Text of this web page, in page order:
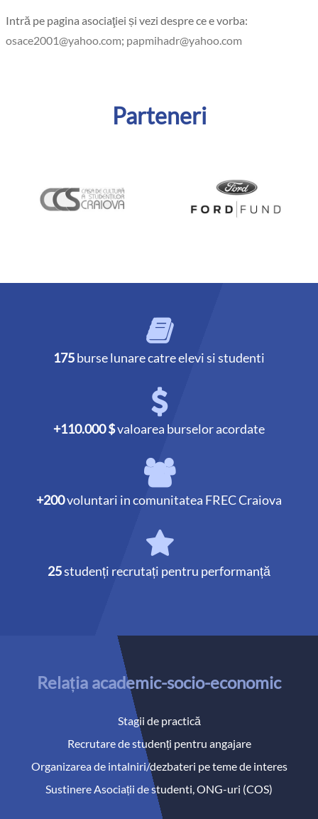
Intră pe pagina asociaţiei și vezi despre ce e vorba:
;
Parteneri
175burse lunare catre elevi si studenti
+110.000 $valoarea burselor acordate
+200voluntari in comunitatea FREC Craiova
25studenți recrutați pentru performanță
Relația academic-socio-economic
Stagii de practică
Recrutare de studenți pentru angajare
Organizarea de intalniri/dezbateri pe teme de interes
Sustinere Asociații de studenti, ONG-uri (COS)